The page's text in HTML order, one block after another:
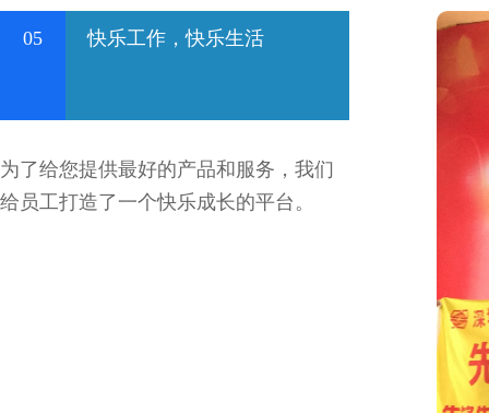
05 快乐工作，快乐生活
为了给您提供最好的产品和服务，我们
给员工打造了一个快乐成长的平台。